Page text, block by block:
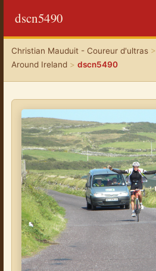
dscn5490
Christian Mauduit - Coureur d'ultras>
Around Ireland> dscn5490